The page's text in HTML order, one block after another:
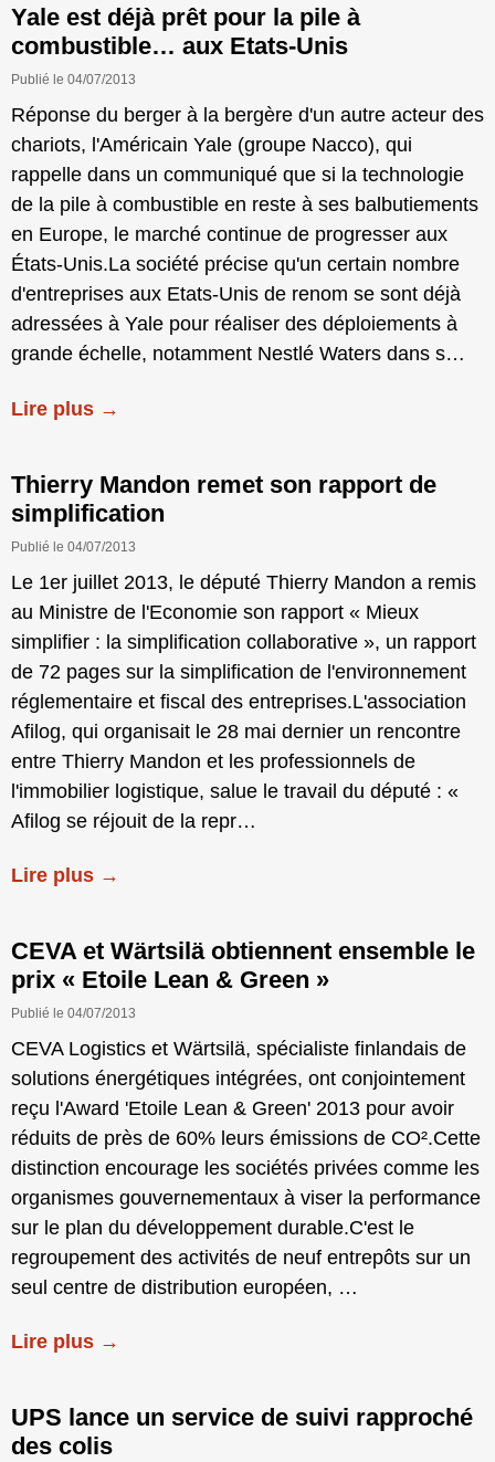
Yale est déjà prêt pour la pile à
combustible… aux Etats-Unis
Publié le 04/07/2013
Réponse du berger à la bergère d'un autre acteur des
chariots, l'Américain Yale (groupe Nacco), qui
rappelle dans un communiqué que si la technologie
de la pile à combustible en reste à ses balbutiements
en Europe, le marché continue de progresser aux
États-Unis.La société précise qu'un certain nombre
d'entreprises aux Etats-Unis de renom se sont déjà
adressées à Yale pour réaliser des déploiements à
grande échelle, notamment Nestlé Waters dans s…
Lire plus →
Thierry Mandon remet son rapport de
simplification
Publié le 04/07/2013
Le 1er juillet 2013, le député Thierry Mandon a remis
au Ministre de l'Economie son rapport « Mieux
simplifier : la simplification collaborative », un rapport
de 72 pages sur la simplification de l'environnement
réglementaire et fiscal des entreprises.L'association
Afilog, qui organisait le 28 mai dernier un rencontre
entre Thierry Mandon et les professionnels de
l'immobilier logistique, salue le travail du député : «
Afilog se réjouit de la repr…
Lire plus →
CEVA et Wärtsilä obtiennent ensemble le
prix « Etoile Lean & Green »
Publié le 04/07/2013
CEVA Logistics et Wärtsilä, spécialiste finlandais de
solutions énergétiques intégrées, ont conjointement
reçu l'Award 'Etoile Lean & Green' 2013 pour avoir
réduits de près de 60% leurs émissions de CO².Cette
distinction encourage les sociétés privées comme les
organismes gouvernementaux à viser la performance
sur le plan du développement durable.C'est le
regroupement des activités de neuf entrepôts sur un
seul centre de distribution européen, …
Lire plus →
UPS lance un service de suivi rapproché
des colis